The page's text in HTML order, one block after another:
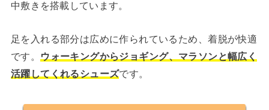
中敷きを搭載しています。
足を入れる部分は広めに作られているため、着脱が快適
です。
ウォーキングからジョギング、マラソンと幅広く
活躍してくれるシューズです。